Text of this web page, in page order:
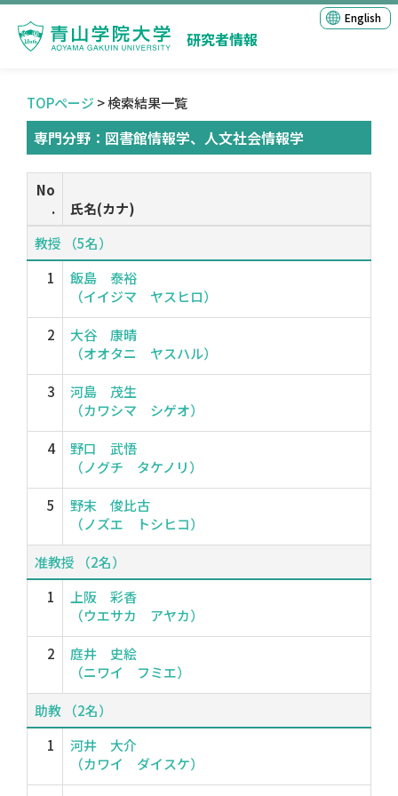
研究者情報
English
TOPページ > 検索結果一覧
専門分野：図書館情報学、人文社会情報学
No
.
氏名(カナ)
教授 （5名）
1
飯島 泰裕
（イイジマ ヤスヒロ）
2
大谷 康晴
（オオタニ ヤスハル）
3
河島 茂生
（カワシマ シゲオ）
4
野口 武悟
（ノグチ タケノリ）
5
野末 俊比古
（ノズエ トシヒコ）
准教授 （2名）
1
上阪 彩香
（ウエサカ アヤカ）
2
庭井 史絵
（ニワイ フミエ）
助教 （2名）
1
河井 大介
（カワイ ダイスケ）